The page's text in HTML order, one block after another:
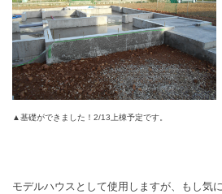
▲基礎ができました！2/13上棟予定です。
モデルハウスとして使用しますが、もし気